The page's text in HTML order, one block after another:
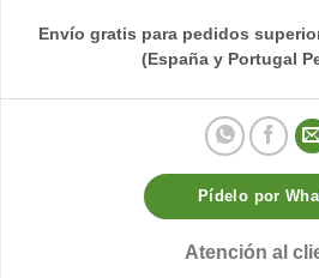
Envío gratis para pedidos
(España y Portugal
Pídelo por
Atención al